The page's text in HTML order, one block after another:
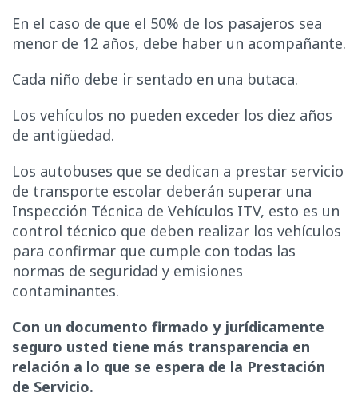
En el caso de que el 50% de los pasajeros sea
menor de 12 años, debe haber un acompañante.
Cada niño debe ir sentado en una butaca.
Los vehículos no pueden exceder los diez años
de antigüedad.
Los autobuses que se dedican a prestar servicio
de transporte escolar deberán superar una
Inspección Técnica de Vehículos ITV, esto es un
control técnico que deben realizar los vehículos
para confirmar que cumple con todas las
normas de seguridad y emisiones
contaminantes.
Con un documento firmado y jurídicamente
seguro usted tiene más transparencia en
relación a lo que se espera de la Prestación
de Servicio.